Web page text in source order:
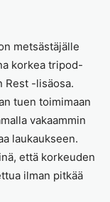
metsästäjälle
korkea tripod-
Rest -lisäosa.
tuen toimimaan
vakaammin
laukaukseen.
että korkeuden
ilman pitkää